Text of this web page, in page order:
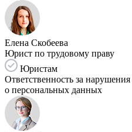
Елена Скобеева
Юрист по трудовому праву
Юристам
Ответственность за нарушения
о персональных данных